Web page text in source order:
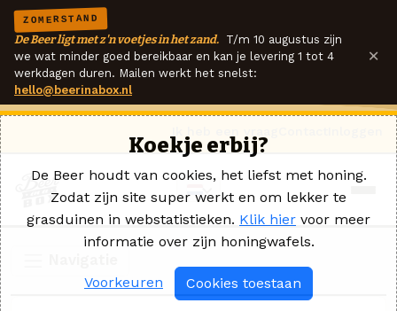
ZOMERSTAND
De Beer ligt met z'n voetjes in het zand. T/m 10 augustus zijn
we wat minder goed bereikbaar en kan je levering 1 tot 4
werkdagen duren. Mailen werkt het snelst:
hello@beerinabox.nl
×
Koekje erbij?
De Beer houdt van cookies, het liefst met honing.
Zodat zijn site super werkt en om lekker te
grasduinen in webstatistieken. Klik hier voor meer
informatie over zijn honingwafels.
Voorkeuren Cookies toestaan